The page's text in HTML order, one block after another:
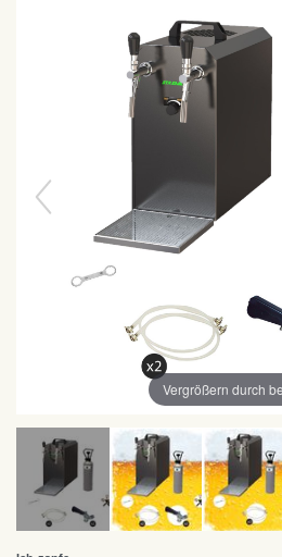
Vergrößern durch